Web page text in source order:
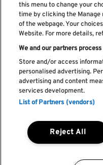
Li e aceito os
Livro de
Livro
this menu to change your
time by clicking the
of the webpage. Your
Website. For more details,
We and our partners
Store and/or access
personalised advertising.
advertising and content
services development.
List of Partners (vendors)
Reject All